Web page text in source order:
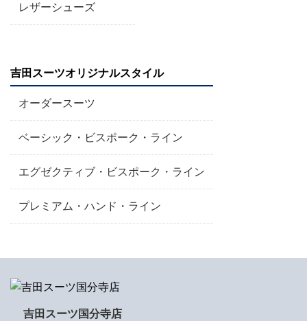
レザーシューズ
吉田スーツオリジナルスタイル
オーダースーツ
ベーシック・ビスポーク・ライン
エグゼクティブ・ビスポーク・ライン
プレミアム・ハンド・ライン
吉田スーツ国分寺店